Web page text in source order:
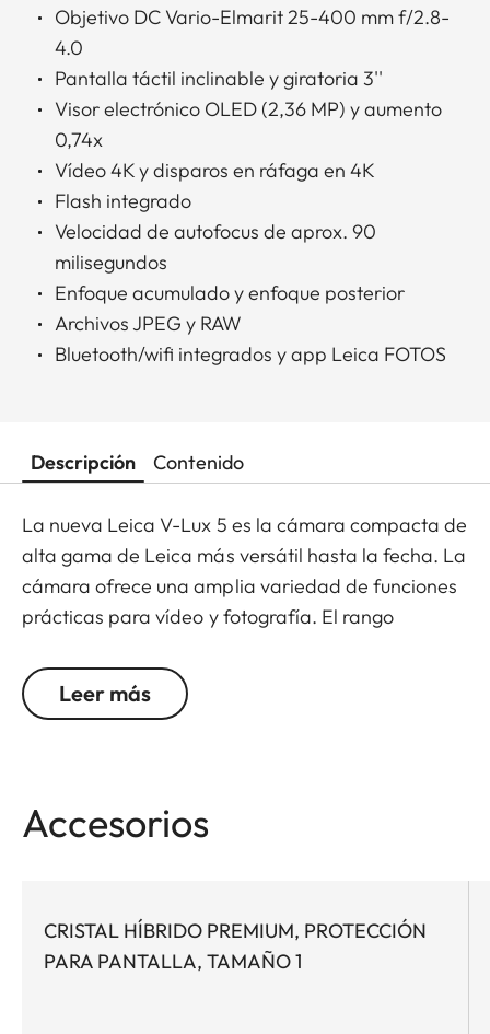
Objetivo DC Vario-Elmarit 25-400 mm f/2.8-
4.0
Pantalla táctil inclinable y giratoria 3''
Visor electrónico OLED (2,36 MP) y aumento
0,74x
Vídeo 4K y disparos en ráfaga en 4K
Flash integrado
Velocidad de autofocus de aprox. 90
milisegundos
Enfoque acumulado y enfoque posterior
Archivos JPEG y RAW
Bluetooth/wifi integrados y app Leica FOTOS
Descripción Contenido
La nueva Leica V-Lux 5 es la cámara compacta de
alta gama de Leica más versátil hasta la fecha. La
cámara ofrece una amplia variedad de funciones
prácticas para vídeo y fotografía. El rango
distancias y sujetos, lo que simplifica tus viajes
evitándote tener que cambiar el objetivo y llevar
muy claras y con una alta resolución. Resulta ser la
Siempre con la distancia focal correcta contigo
El objetivo Leica DC Vario-Elmarit 1:2.8–4/9.1–146
Leer más
Accesorios
CRISTAL HÍBRIDO PREMIUM, PROTECCIÓN
PARA PANTALLA, TAMAÑO 1